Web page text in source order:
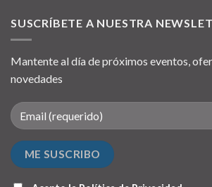
SUSCRÍBETE A NUESTRA
Mantente al día de próximos eventos,
novedades